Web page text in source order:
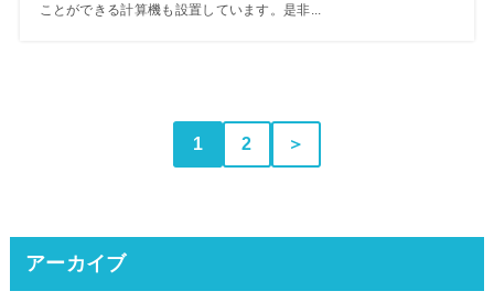
ことができる計算機も設置しています。是非...
1 2 ＞
アーカイブ